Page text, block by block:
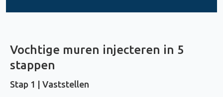
Vochtige muren injecteren in 5
stappen
Stap 1 | Vaststellen